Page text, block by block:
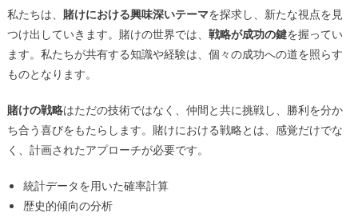
私たちは、 賭けにおける興味深いテーマを探求し、新たな視点を見
つけ出していきます。賭けの世界では、 戦略が成功の鍵を握ってい
ます。私たちが共有する知識や経験は、個々の成功への道を照らす
ものとなります。
賭けの戦略はただの技術ではなく、仲間と共に挑戦し、勝利を分か
ち合う喜びをもたらします。賭けにおける戦略とは、感覚だけでな
く、計画されたアプローチが必要です。
統計データを用いた確率計算
歴史的傾向の分析